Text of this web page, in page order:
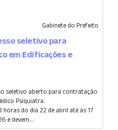
Gabinete do Prefeito
seletivo para
em Edificações e
seletivo aberto para contratação
Psiquiatra.
do dia 22 de abril até às 17
e devem...